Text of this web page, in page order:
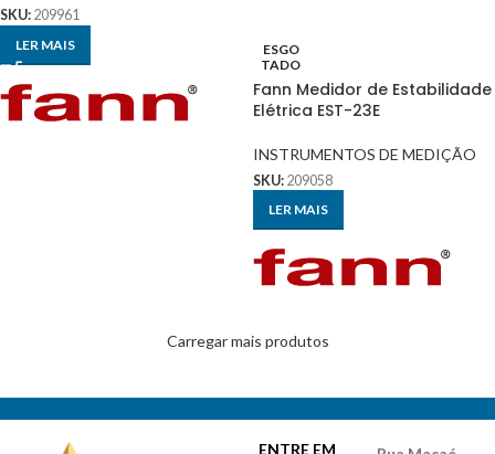
SKU: 209961
LER MAIS
ESGO
TADO
Fann Medidor de Estabilidade
Elétrica EST-23E
INSTRUMENTOS DE MEDIÇÃO
SKU: 209058
LER MAIS
Carregar mais produtos
ENTRE EM